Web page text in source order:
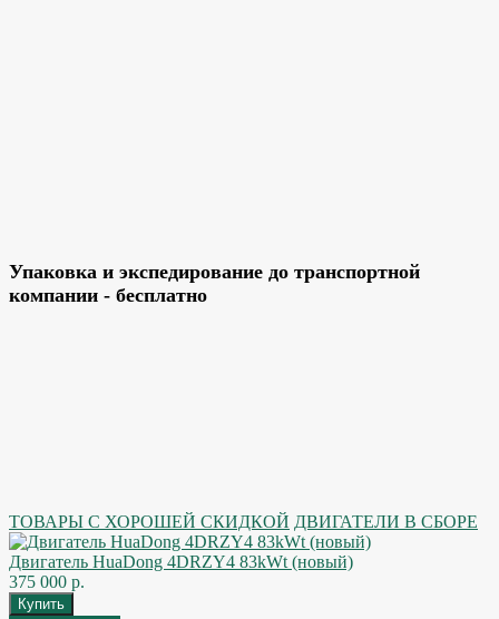
Упаковка и экспедирование до транспортной
компании - бесплатно
ТОВАРЫ С ХОРОШЕЙ СКИДКОЙ ДВИГАТЕЛИ В СБОРЕ
Двигатель HuaDong 4DRZY4 83kWt (новый)
375 000 р.